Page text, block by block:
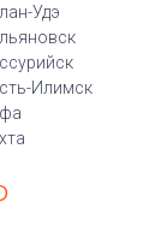
Удэ
Илимск